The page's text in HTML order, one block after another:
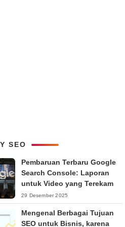
SEO
Pembaruan Terbaru Google
Search Console: Laporan
untuk Video yang Terekam
29 Desember 2025
Mengenal Berbagai Tujuan
SEO untuk Bisnis, karena